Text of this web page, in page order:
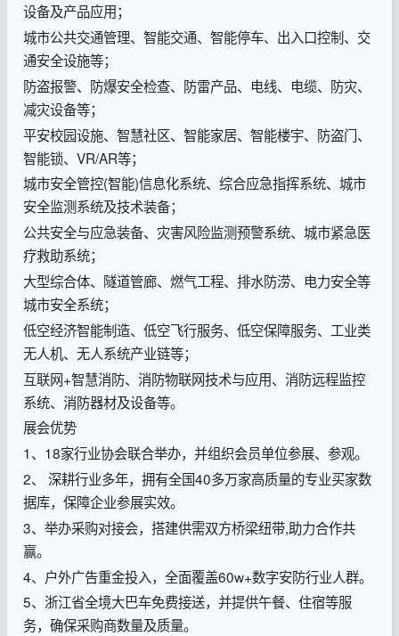
设备及产品应用；
城市公共交通管理、智能交通、智能停车、出入口控制、交
通安全设施等；
防盗报警、防爆安全检查、防雷产品、电线、电缆、防灾、
减灾设备等；
平安校园设施、智慧社区、智能家居、智能楼宇、防盗门、
智能锁、VR/AR等；
城市安全管控(智能)信息化系统、综合应急指挥系统、城市
安全监测系统及技术装备；
公共安全与应急装备、灾害风险监测预警系统、城市紧急医
疗救助系统；
大型综合体、隧道管廊、燃气工程、排水防涝、电力安全等
城市安全系统；
低空经济智能制造、低空飞行服务、低空保障服务、工业类
无人机、无人系统产业链等；
互联网+智慧消防、消防物联网技术与应用、消防远程监控
系统、消防器材及设备等。
展会优势
1、18家行业协会联合举办，并组织会员单位参展、参观。
2、 深耕行业多年，拥有全国40多万家高质量的专业买家数
据库，保障企业参展实效。
3、举办采购对接会，搭建供需双方桥梁纽带,助力合作共
赢。
4、户外广告重金投入，全面覆盖60w+数字安防行业人群。
5、浙江省全境大巴车免费接送，并提供午餐、住宿等服
务，确保采购商数量及质量。